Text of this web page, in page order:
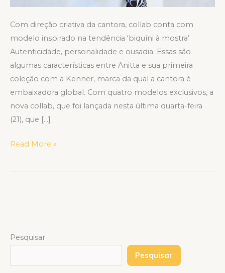
Com direção criativa da cantora, collab conta com
modelo inspirado na tendência ‘biquíni à mostra’
Autenticidade, personalidade e ousadia. Essas são
algumas características entre Anitta e sua primeira
coleção com a Kenner, marca da qual a cantora é
embaixadora global. Com quatro modelos exclusivos, a
nova collab, que foi lançada nesta última quarta-feira
(21), que […]
Read More »
Pesquisar
Pesquisar